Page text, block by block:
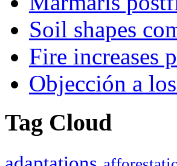
Soil shapes
Fire increases
Objección a
Tag Cloud